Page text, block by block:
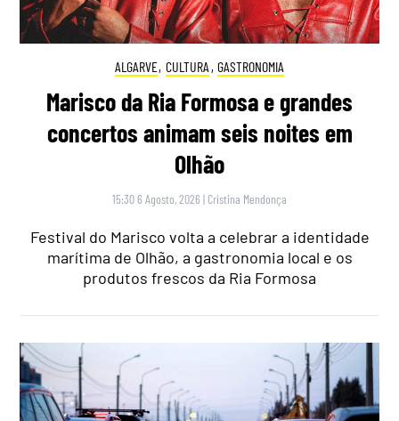
ALGARVE, CULTURA , GASTRONOMIA
Marisco da Ria Formosa e grandes
concertos animam seis noites em
Olhão
15:30 6 Agosto, 2026 | Cristina Mendonça
Festival do Marisco volta a celebrar a identidade
marítima de Olhão, a gastronomia local e os
produtos frescos da Ria Formosa